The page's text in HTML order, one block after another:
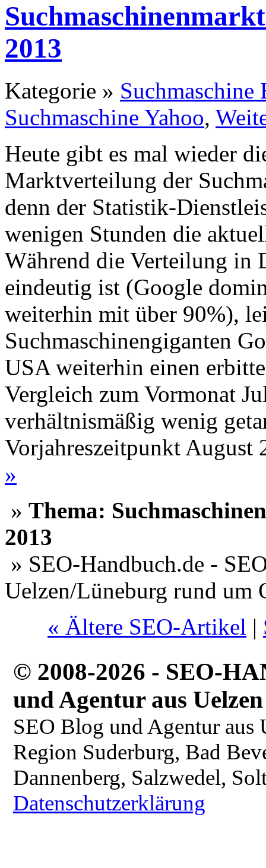
2013
Kategorie » Suchmaschine
Suchmaschine Yahoo,
Heute gibt es mal wieder
Marktverteilung der
denn der Statistik-
wenigen Stunden die
Während die Verteilung in
eindeutig ist (Google
weiterhin mit über 90%),
Suchmaschinengiganten
USA weiterhin einen
Vergleich zum Vormonat
verhältnismäßig wenig
Vorjahreszeitpunkt August
»
» Thema:
2013
» SEO-Handbuch.de -
Uelzen/Lüneburg rund
« Ältere SEO-Artikel |
© 2008-2026 - SEO-
und Agentur aus
SEO Blog und Agentur aus
Region Suderburg, Bad
Dannenberg, Salzwedel,
Datenschutzerklärung